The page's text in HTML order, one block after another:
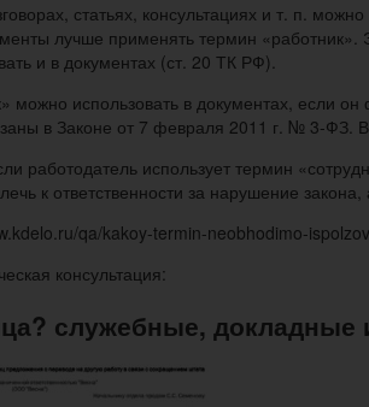
статьях, консультациях и т. п.
лучше применять термин «работник».
и в документах (ст. 20 ТК РФ).
можно использовать в документах, если
в Законе от 7 февраля 2011 г. № 3-ФЗ. В
работодатель использует термин
к ответственности за нарушение
qa/kakoy-termin-neobhodimo-
консультация:
служебные, докладные